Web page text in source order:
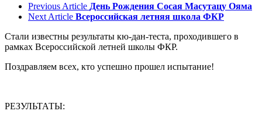
Previous Article День Рождения Сосая Масутацу Ояма
Next Article Всероссийская летняя школа ФКР
Стали известны результаты кю-дан-теста, проходившего в
рамках Всероссийской летней школы ФКР.
Поздравляем всех, кто успешно прошел испытание!
РЕЗУЛЬТАТЫ: